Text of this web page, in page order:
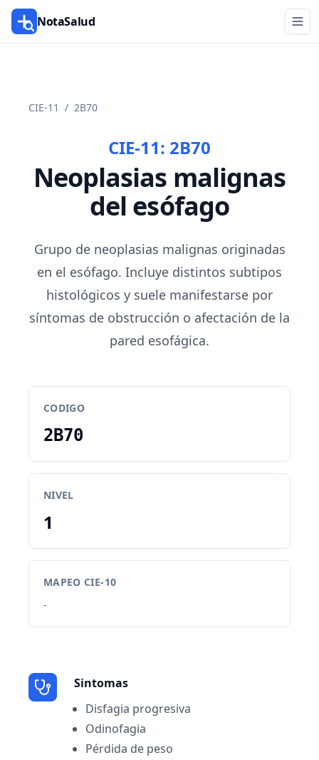
NotaSalud
CIE-11 / 2B70
CIE-11: 2B70
Neoplasias malignas
del esófago
Grupo de neoplasias malignas originadas
en el esófago. Incluye distintos subtipos
histológicos y suele manifestarse por
síntomas de obstrucción o afectación de la
pared esofágica.
CODIGO
2B70
NIVEL
1
MAPEO CIE-10
-
Sintomas
Disfagia progresiva
Odinofagia
Pérdida de peso